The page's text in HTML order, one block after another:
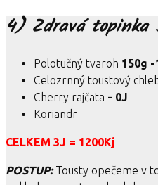
4) Zdravá
Polotučný tvaroh 150g -
Celozrnný toustový
Cherry rajčata - 0J
Koriandr
CELKEM 3J = 1200Kj
POSTUP: Tousty opečeme v